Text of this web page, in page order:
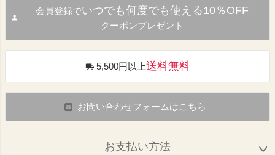
会員登録でいつでも何度でも使える10％OFF
クーポンプレゼント
5,500円以上送料無料
お問い合わせフォームはこちら
お支払い方法